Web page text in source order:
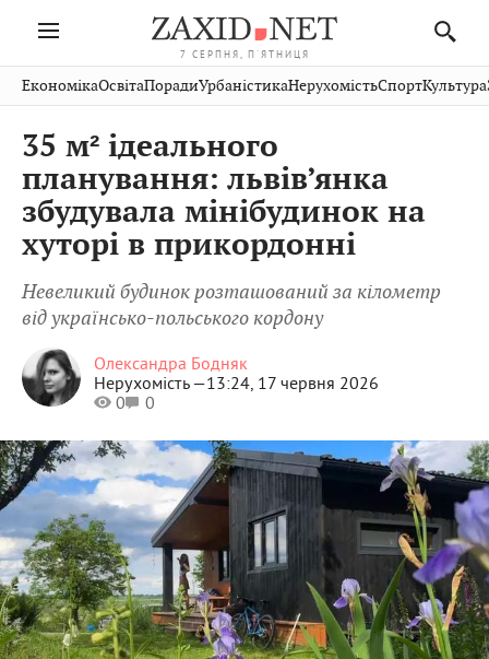
7 СЕРПНЯ, П'ЯТНИЦЯ
Івано-
Франківськ
Тернопіль
Волинь
Закарпаття
Рівне
Чернівці
Шептицький
Стрий
Хмельницький
Публікації
Авто СловкоКультура
Кіно
ФотоОсвітаНерухомість
Домашні
тварини
ЕкономікаОсвітаПорадиУрбаністикаНерухомістьСпортКультура
35 м² ідеального
планування: львів’янка
збудувала мінібудинок на
хуторі в прикордонні
Невеликий будинок розташований за кілометр
від українсько-польського кордону
Олександра Бодняк
Нерухомість —13:24, 17 червня 2026
0
0